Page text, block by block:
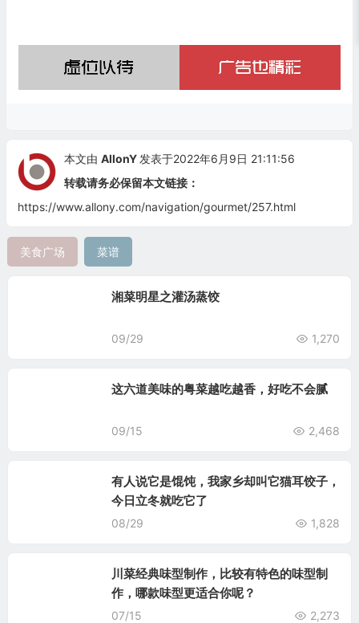
本文由 AllonY 发表于2022年6月9日 21:11:56
转载请务必保留本文链接：
https://www.allony.com/navigation/gourmet/257.html
美食广场 菜谱
湘菜明星之灌汤蒸饺
09/29 1,270
这六道美味的粤菜越吃越香，好吃不会腻
09/15 2,468
有人说它是馄饨，我家乡却叫它猫耳饺子，
今日立冬就吃它了
08/29 1,828
川菜经典味型制作，比较有特色的味型制
作，哪款味型更适合你呢？
07/15 2,273